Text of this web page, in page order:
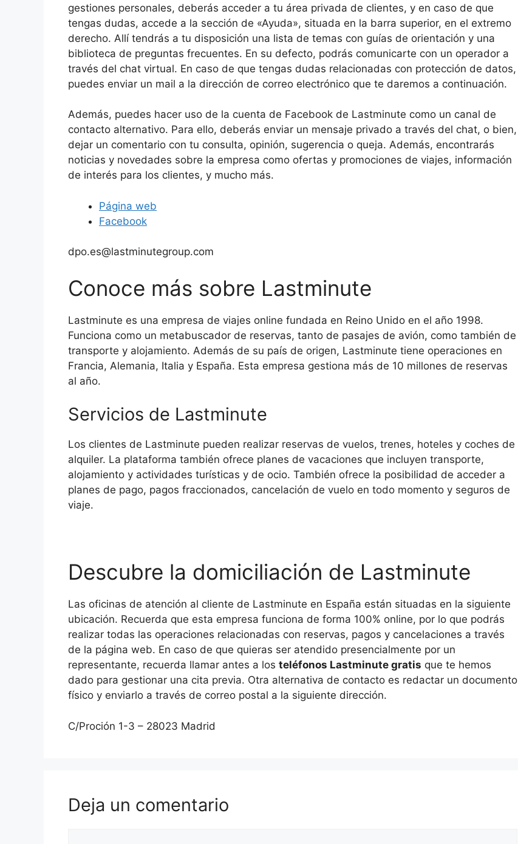
gestiones personales, deberás acceder a tu área privada de clientes, y en caso de que
tengas dudas, accede a la sección de «Ayuda», situada en la barra superior, en el extremo
derecho. Allí tendrás a tu disposición una lista de temas con guías de orientación y una
biblioteca de preguntas frecuentes. En su defecto, podrás comunicarte con un operador a
través del chat virtual. En caso de que tengas dudas relacionadas con protección de datos,
puedes enviar un mail a la dirección de correo electrónico que te daremos a continuación.
Además, puedes hacer uso de la cuenta de Facebook de Lastminute como un canal de
contacto alternativo. Para ello, deberás enviar un mensaje privado a través del chat, o bien,
dejar un comentario con tu consulta, opinión, sugerencia o queja. Además, encontrarás
noticias y novedades sobre la empresa como ofertas y promociones de viajes, información
de interés para los clientes, y mucho más.
Página web
Facebook
dpo.es@lastminutegroup.com
Conoce más sobre Lastminute
Lastminute es una empresa de viajes online fundada en Reino Unido en el año 1998.
Funciona como un metabuscador de reservas, tanto de pasajes de avión, como también de
transporte y alojamiento. Además de su país de origen, Lastminute tiene operaciones en
Francia, Alemania, Italia y España. Esta empresa gestiona más de 10 millones de reservas
al año.
Servicios de Lastminute
Los clientes de Lastminute pueden realizar reservas de vuelos, trenes, hoteles y coches de
alquiler. La plataforma también ofrece planes de vacaciones que incluyen transporte,
alojamiento y actividades turísticas y de ocio. También ofrece la posibilidad de acceder a
planes de pago, pagos fraccionados, cancelación de vuelo en todo momento y seguros de
viaje.
Descubre la domiciliación de Lastminute
Las oficinas de atención al cliente de Lastminute en España están situadas en la siguiente
ubicación. Recuerda que esta empresa funciona de forma 100% online, por lo que podrás
realizar todas las operaciones relacionadas con reservas, pagos y cancelaciones a través
de la página web. En caso de que quieras ser atendido presencialmente por un
representante, recuerda llamar antes a los teléfonos Lastminute gratis que te hemos
dado para gestionar una cita previa. Otra alternativa de contacto es redactar un documento
físico y enviarlo a través de correo postal a la siguiente dirección.
C/Proción 1-3 – 28023 Madrid
Deja un comentario